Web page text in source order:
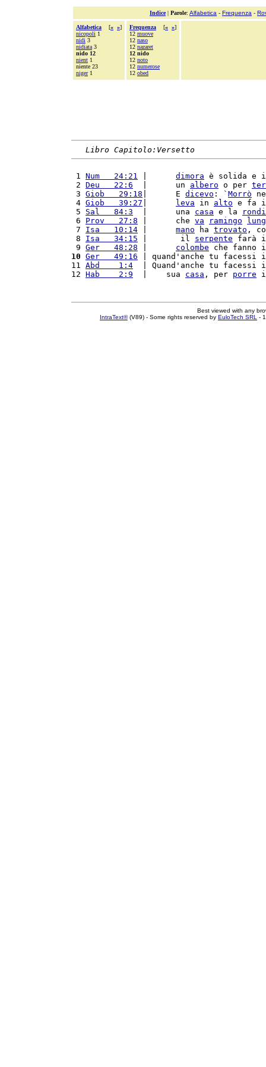
Indice| Parole: Alfabetica - Frequenza -
Alfabetica [« »]
nicopoli 1
nidi 3
nidiata 3
nido 12
nient 1
niente 23
niger1
Frequenza [« »]
12 muove
12 naso
12 nazaret
12 nido
12 noto
12 numerose
12 obed
Libro Capitolo:Versetto
1 Num   24:21 dimora è solida e
2 Deu   22:6
  |      un
albero o per
3 Giob   29:18 |      E dicevo : ` Morrò
4 Giob   39:27 leva in alto e fa
5 Sal   84:3
  |      una
casa e la
6 Prov   27:8 |      che va ramingo
7 Isa   10:14 mano ha trovato ,
8 Isa   34:15 |       il serpente farà
9 Ger   48:28 colombe che
10 Ger   49:16 | quand'anche tu
11 Abd    1:4
| Quand'anche tu facessi
12 Hab    2:9
  |    sua
casa , per porre
Best viewed with any
IntraText®(V89) - Some rights reserved by EuloTech SRL -